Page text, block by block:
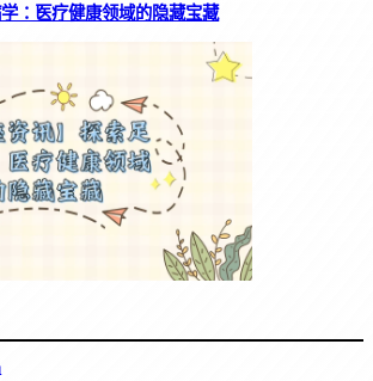
学：医疗健康领域的隐藏宝藏